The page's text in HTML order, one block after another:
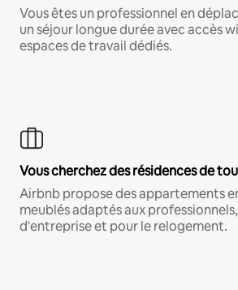
Vous êtes un professionnel en
un séjour longue durée avec accès
espaces de travail dédiés.
Vous cherchez des résidences de
Airbnb propose des appartements
meublés adaptés aux
d'entreprise et pour le relogement.